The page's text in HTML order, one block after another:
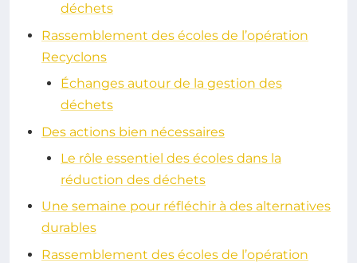
déchets
Rassemblement des écoles de l’opération
Recyclons
Échanges autour de la gestion des
déchets
Des actions bien nécessaires
Le rôle essentiel des écoles dans la
réduction des déchets
Une semaine pour réfléchir à des alternatives
durables
Rassemblement des écoles de l’opération